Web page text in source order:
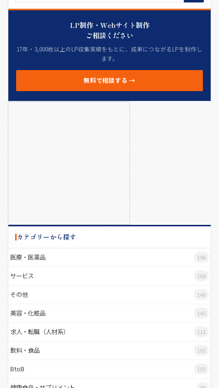
LP制作・Webサイト制作
ご相談ください
17年・3,000枚以上のLP収集実績をもとに、成果につながるLPを制作し
ます。
無料で相談する →
カテゴリーから探す
医療・医薬品 196
サービス 168
その他 146
美容・化粧品 145
求人・転職（人材系） 112
飲料・食品 103
BtoB 103